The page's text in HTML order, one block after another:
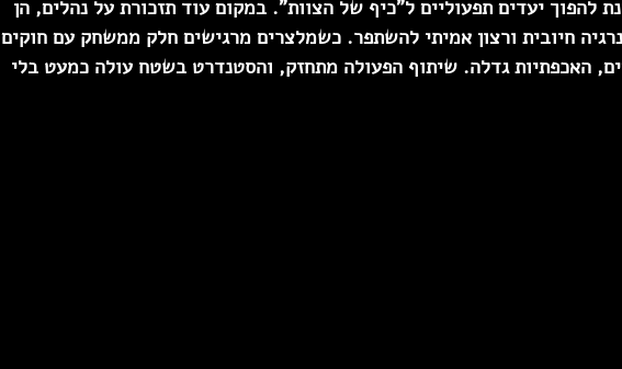
להפוך יעדים תפעוליים ל”כיף של הצוות”. במקום עוד תזכורת על נהלים, הן
חיובית ורצון אמיתי להשתפר. כשמלצרים מרגישים חלק ממשחק עם חוקים
האכפתיות גדלה. שיתוף הפעולה מתחזק, והסטנדרט בשטח עולה כמעט בלי